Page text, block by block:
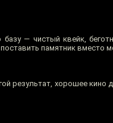
— чистый квейк,
памятник вместо
результат, хорошее